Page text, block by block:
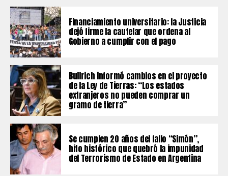
Financiamiento universitario: la Justicia
dejó firme la cautelar que ordena al
Gobierno a cumplir con el pago
Bullrich informó cambios en el proyecto
de la Ley de Tierras: “Los estados
extranjeros no pueden comprar un
gramo de tierra”
Se cumplen 20 años del fallo “Simón”,
hito histórico que quebró la impunidad
del Terrorismo de Estado en Argentina